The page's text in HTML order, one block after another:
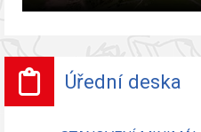
Úřední deska